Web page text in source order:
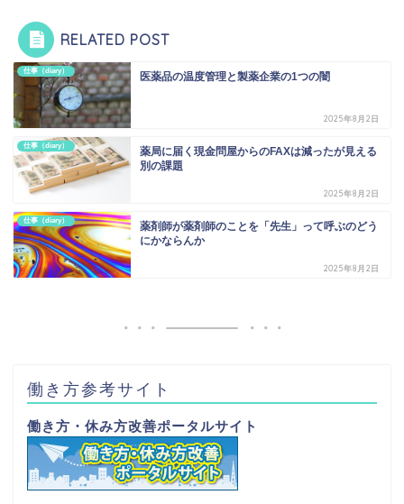
RELATED POST
仕事（diary） 医薬品の温度管理と製薬企業の1つの闇
2025年8月2日
仕事（diary）
薬局に届く現金問屋からのFAXは減ったが見える
別の課題
2025年8月2日
仕事（diary）
薬剤師が薬剤師のことを「先生」って呼ぶのどう
にかならんか
2025年8月2日
働き方参考サイト
働き方・休み方改善ポータルサイト